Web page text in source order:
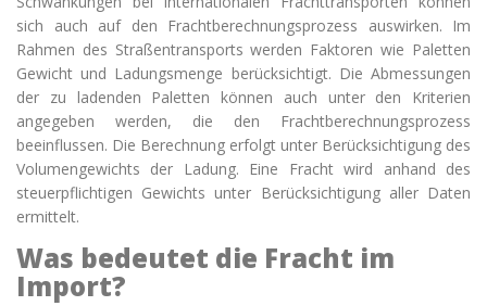
sich auch auf den Frachtberechnungsprozess auswirken. Im
Rahmen des Straßentransports werden Faktoren wie Paletten
Gewicht und Ladungsmenge berücksichtigt. Die Abmessungen
der zu ladenden Paletten können auch unter den Kriterien
angegeben werden, die den Frachtberechnungsprozess
beeinflussen. Die Berechnung erfolgt unter Berücksichtigung des
Volumengewichts der Ladung. Eine Fracht wird anhand des
steuerpflichtigen Gewichts unter Berücksichtigung aller Daten
ermittelt.
Was bedeutet die Fracht im
Import?